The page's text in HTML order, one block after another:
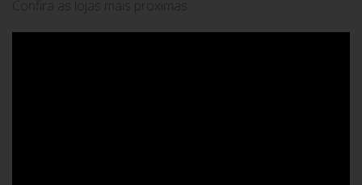
Confira as lojas mais próximas: